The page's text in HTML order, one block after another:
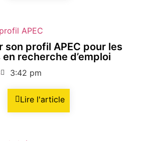
son profil APEC pour les
recherche d’emploi
3:42 pm
Lire l'article